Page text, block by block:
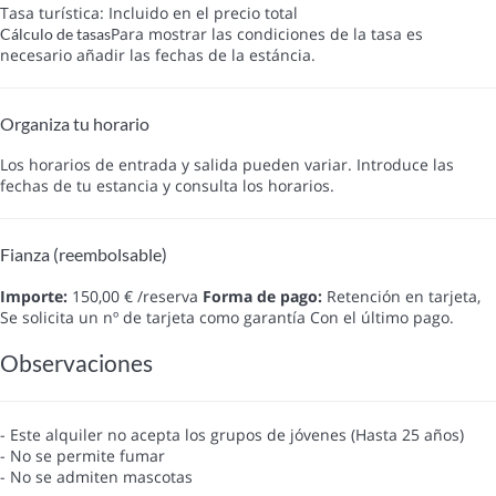
Tasa turística: Incluido en el precio total
Cálculo de tasasPara mostrar las condiciones de la tasa es
necesario añadir las fechas de la estáncia.
Organiza tu horario
Los horarios de entrada y salida pueden variar. Introduce las
fechas de tu estancia y consulta los horarios.
Fianza (reembolsable)
Importe: 150,00 € /reserva Forma de pago: Retención en tarjeta,
Se solicita un nº de tarjeta como garantía Con el último pago.
Observaciones
- Este alquiler no acepta los grupos de jóvenes (Hasta 25 años)
- No se permite fumar
- No se admiten mascotas